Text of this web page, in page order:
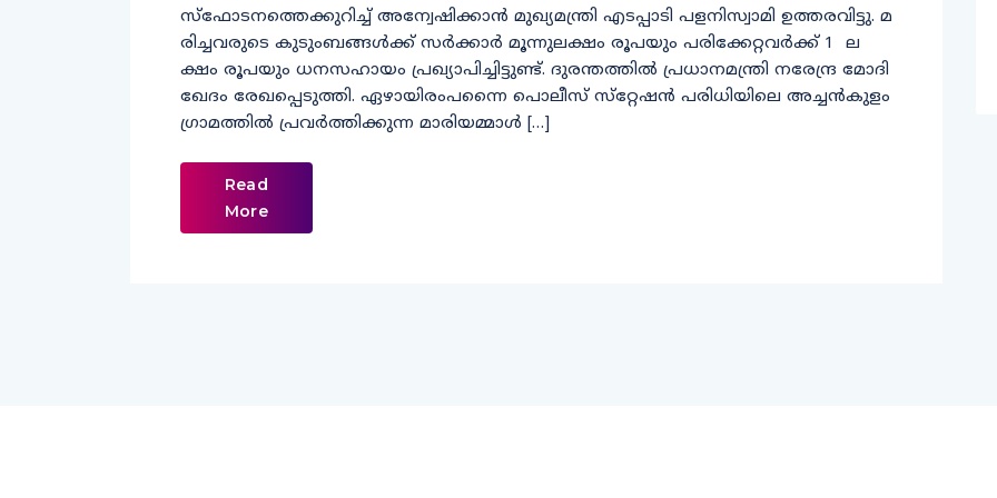
സ്​ഫോടനത്തെക്കുറിച്ച്​ അന്വേഷിക്കാൻ മുഖ്യമന്ത്രി എടപ്പാടി പളനിസ്വാമി ഉത്തരവിട്ടു. മ​
രി​ച്ച​വ​രു​ടെ കു​ടും​ബ​ങ്ങ​ൾ​ക്ക്​ സ​ർ​ക്കാ​ർ മൂ​ന്നു​ല​ക്ഷം രൂ​പ​യും പ​രി​ക്കേ​റ്റ​വ​ർ​ക്ക് 1 ​ ല​
ക്ഷം രൂ​പ​യും ധ​ന​സ​ഹാ​യം പ്ര​ഖ്യാ​പി​ച്ചി​ട്ടു​ണ്ട്. ദു​ര​ന്ത​ത്തി​ൽ പ്ര​ധാ​ന​മ​ന്ത്രി ന​രേ​ന്ദ്ര മോ​ദി
ഖേ​ദം രേ​ഖ​പ്പെ​ടു​ത്തി. ഏ​ഴാ​യി​രം​പ​ന്നൈ പൊ​ലീ​സ്​ സ്​​റ്റേ​ഷ​ൻ പ​രി​ധി​യി​ലെ അ​ച്ച​ൻ​കു​ളം
ഗ്രാ​മ​ത്തി​ൽ പ്ര​വ​ർ​ത്തി​ക്കു​ന്ന മാ​രി​യ​മ്മാ​ൾ […]
Read
More